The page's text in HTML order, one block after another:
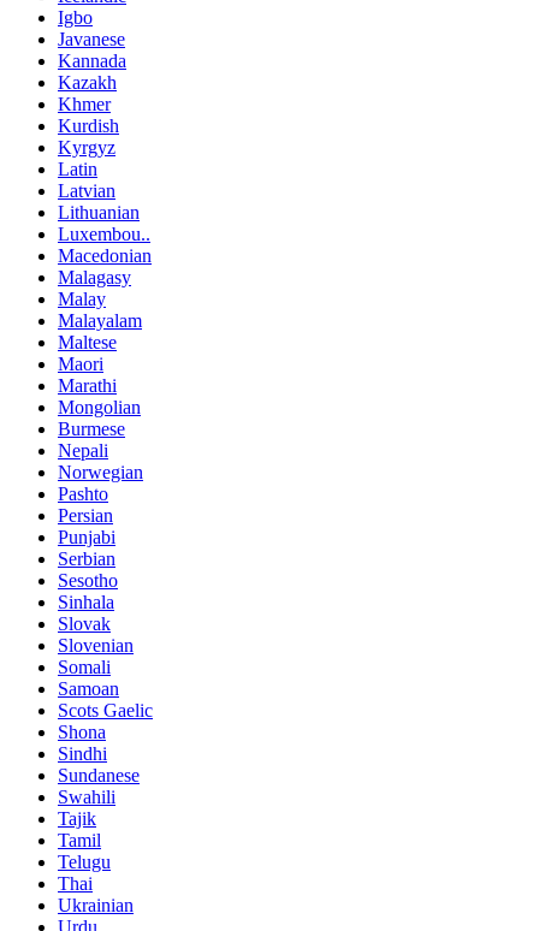
Igbo
Javanese
Kannada
Kazakh
Khmer
Kurdish
Kyrgyz
Latin
Latvian
Lithuanian
Luxembou..
Macedonian
Malagasy
Malay
Malayalam
Maltese
Maori
Marathi
Mongolian
Burmese
Nepali
Norwegian
Pashto
Persian
Punjabi
Serbian
Sesotho
Sinhala
Slovak
Slovenian
Somali
Samoan
Scots Gaelic
Shona
Sindhi
Sundanese
Swahili
Tajik
Tamil
Telugu
Thai
Ukrainian
Urdu